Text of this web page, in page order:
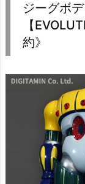
ジーグボ
【
約》